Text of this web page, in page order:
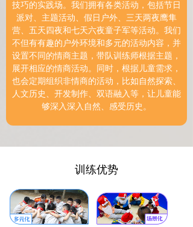
技巧的实践场。我们拥有各类活动，包括节日
派对、主题活动、假日户外、三天两夜鹰隼
营、五天四夜和七天六夜童子军等活动。我们
不但有有趣的户外环境和多元的活动内容，并
设置不同的情商主题，带队训练师根据主题，
展开相应的情商活动。同时，根据儿童需求，
也会定期组织非情商的活动，比如自然探索、
人文历史、开发制作、双语融入等，让儿童能
够深入深入自然、感受历史。
训练优势